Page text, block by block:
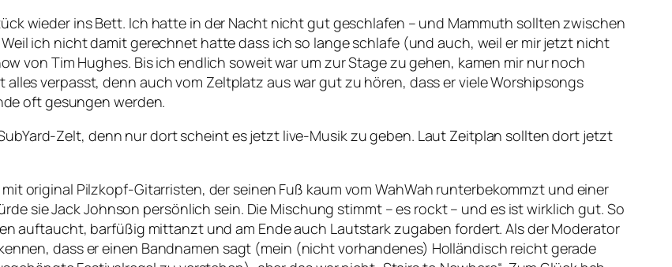
wieder ins Bett. Ich hatte in der Nacht nicht gut geschlafen – und Mammuth sollten zwischen
ich nicht damit gerechnet hatte dass ich so lange schlafe (und auch, weil er mir jetzt nicht
von Tim Hughes. Bis ich endlich soweit war um zur Stage zu gehen, kamen mir nur noch
verpasst, denn auch vom Zeltplatz aus war gut zu hören, dass er viele Worshipsongs
oft gesungen werden.
Zelt, denn nur dort scheint es jetzt live-Musik zu geben. Laut Zeitplan sollten dort jetzt
original Pilzkopf-Gitarristen, der seinen Fuß kaum vom WahWah runterbekommzt und einer
sie Jack Johnson persönlich sein. Die Mischung stimmt – es rockt – und es ist wirklich gut. So
auftaucht, barfüßig mittanzt und am Ende auch Lautstark zugaben fordert. Als der Moderator
dass er einen Bandnamen sagt (mein (nicht vorhandenes) Holländisch reicht gerade